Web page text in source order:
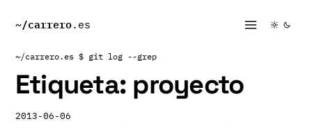
~/carrero.es
~/carrero.es $ git log --grep
Etiqueta: proyecto
2013-06-06